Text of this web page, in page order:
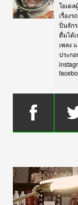
โยเด
เรื่อง
ปั่นจัก
ดื่มได้
เพลง
ประก